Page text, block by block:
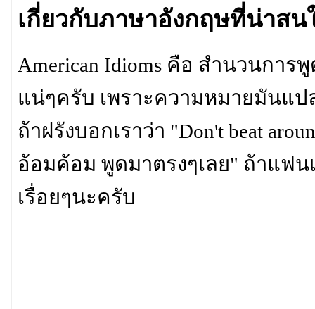
เกี่ยวกับภาษาอังกฤษที่น่าสน
American Idioms คือ สำนวนกา
แน่ๆครับ เพราะความหมายมันแ
ถ้าฝรังบอกเราว่า "Don't beat
อ้อมค้อม พูดมาตรงๆเลย" ถ้าแฟ
เรื่อยๆนะครับ